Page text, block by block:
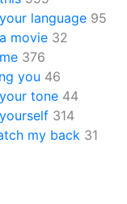
language 95
movie 32
376
you 46
tone 44
314
my back 31